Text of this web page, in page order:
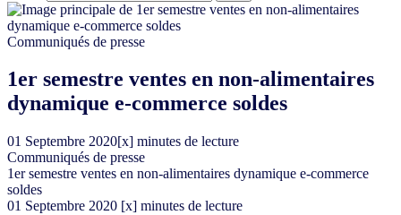
Communiqués de presse
1er semestre ventes en non-alimentaires
dynamique e-commerce soldes
01 Septembre 2020[x] minutes de lecture
Communiqués de presse
1er semestre ventes en non-alimentaires dynamique e-commerce
soldes
01 Septembre 2020 [x] minutes de lecture